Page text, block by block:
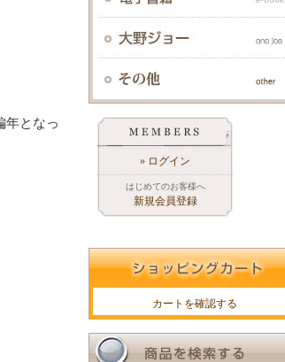
年となっ
» ログイン
はじめてのお客様へ
新規会員登録
カートを確認する